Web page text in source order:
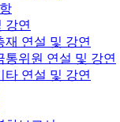
강연
재 연설 및 강연
통위원 연설 및 강연
타 연설 및 강연